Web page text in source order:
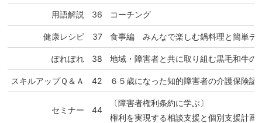
用語解説 36 コーチング
健康レシピ 37 食事編 みんなで楽しむ鍋料理と簡単デ
ぽれぽれ 38 地域・障害者と共に取り組む黒毛和牛の
スキルアップＱ＆Ａ 42 ６５歳になった知的障害者の介護保険
セミナー 44
〔障害者権利条約に学ぶ〕
権利を実現する相談支援と個別支援計画